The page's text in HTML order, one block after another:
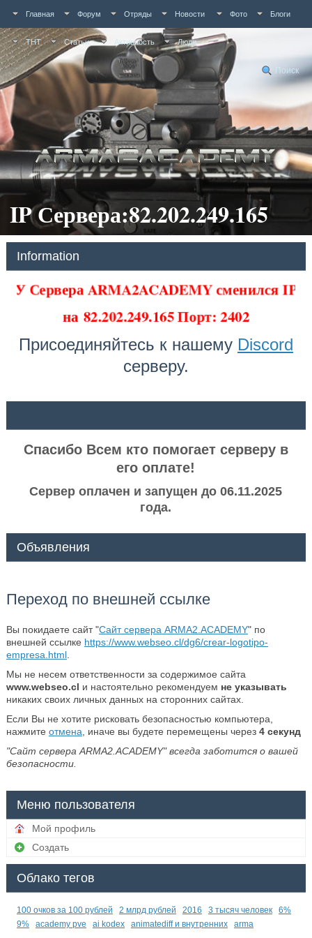
Главная Форум Отряды Новости Фото Блоги
ТНТ Статьи Активность Люди
Поиск
IP Сервера:82.202.249.165
Information
У Сервера ARMA2ACADEMY сменился IP
на 82.202.249.165 Порт: 2402
Присоединяйтесь к нашему Discord
серверу.
Спасибо Всем кто помогает серверу в
его оплате!
Сервер оплачен и запущен до 06.11.2025
года.
Объявления
Переход по внешней ссылке
Вы покидаете сайт "Сайт сервера ARMA2.ACADEMY" по
внешней ссылке https://www.webseo.cl/dg6/crear-logotipo-
empresa.html.
Мы не несем ответственности за содержимое сайта
www.webseo.cl и настоятельно рекомендуем не указывать
никаких своих личных данных на сторонних сайтах.
Если Вы не хотите рисковать безопасностью компьютера,
нажмите отмена , иначе вы будете перемещены через 4секунд
"Сайт сервера ARMA2.ACADEMY" всегда заботится о вашей
безопасности.
Меню пользователя
Мой профиль
Создать
Облако тегов
100 очков за 100 рублей 2 млрд рублей 2016 3 тысяч человек
6%
9%
academy pve ai kodex animatediff и внутренних arma